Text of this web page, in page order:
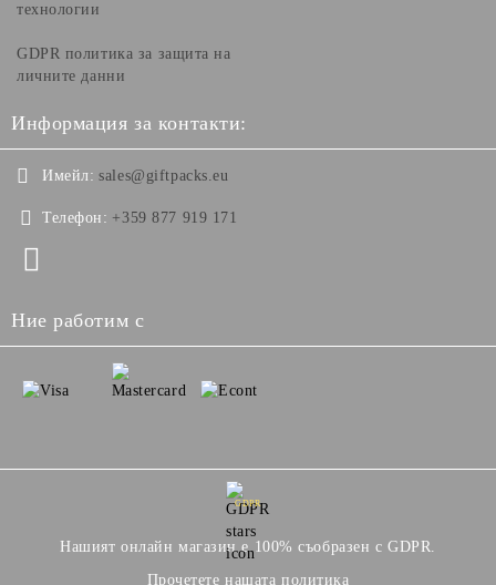
технологии
GDPR политика за защита на
личните данни
Информация за контакти:
Имейл: sales@giftpacks.eu
Телефон: +359 877 919 171
Ние работим с
GDPR
Нашият онлайн магазин е 100% съобразен с GDPR.
Прочетете нашата политика